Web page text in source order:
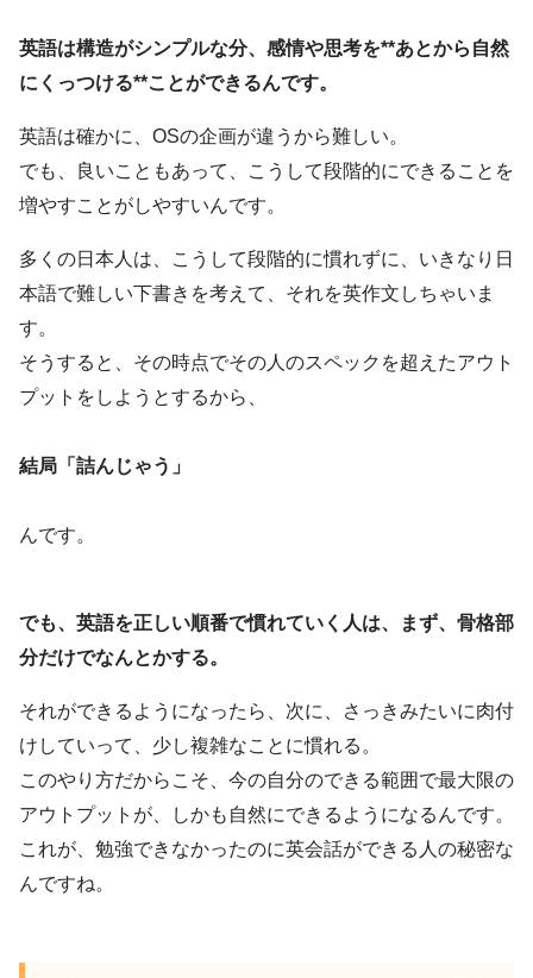
英語は構造がシンプルな分、感情や思考を**あとから自然
にくっつける**ことができるんです。
英語は確かに、OSの企画が違うから難しい。
でも、良いこともあって、こうして段階的にできることを
増やすことがしやすいんです。
多くの日本人は、こうして段階的に慣れずに、いきなり日
本語で難しい下書きを考えて、それを英作文しちゃいま
す。
そうすると、その時点でその人のスペックを超えたアウト
プットをしようとするから、
結局「詰んじゃう」
んです。
でも、英語を正しい順番で慣れていく人は、まず、骨格部
分だけでなんとかする。
それができるようになったら、次に、さっきみたいに肉付
けしていって、少し複雑なことに慣れる。
このやり方だからこそ、今の自分のできる範囲で最大限の
アウトプットが、しかも自然にできるようになるんです。
これが、勉強できなかったのに英会話ができる人の秘密な
んですね。